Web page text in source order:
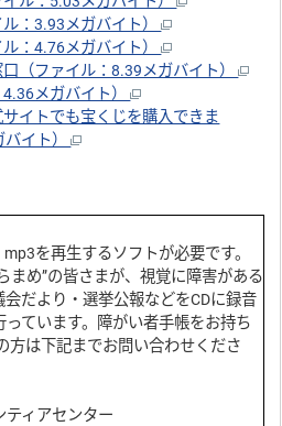
：3.93メガバイト）
：4.76メガバイト）
（ファイル：8.39メガバイト）
メガバイト）
イトでも宝くじを購入できま
バイト）
を再生するソフトが必要です。
まめ”の皆さまが、視覚に障害がある
だより・選挙公報などをCDに録音
ています。障がい者手帳をお持ち
方は下記までお問い合わせくださ
ティアセンター